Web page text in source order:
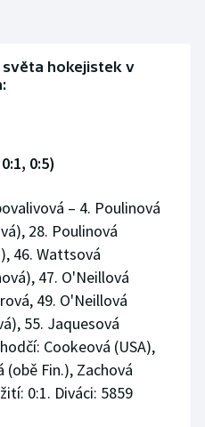
hokejistek v
0:5)
– 4. Poulinová
28. Poulinová
46. Wattsová
47. O'Neillová
49. O'Neillová
55. Jaquesová
Cookeová (USA),
Fin.), Zachová
0:1. Diváci: 5859